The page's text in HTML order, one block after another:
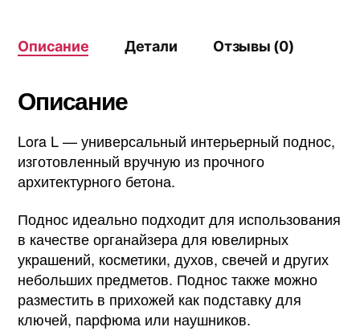
Описание Детали Отзывы (0)
Описание
Lora L — универсальный интерьерный поднос,
изготовленный вручную из прочного
архитектурного бетона.
Поднос идеально подходит для использования
в качестве органайзера для ювелирных
украшений, косметики, духов, свечей и других
небольших предметов. Поднос также можно
разместить в прихожей как подставку для
ключей, парфюма или наушников.